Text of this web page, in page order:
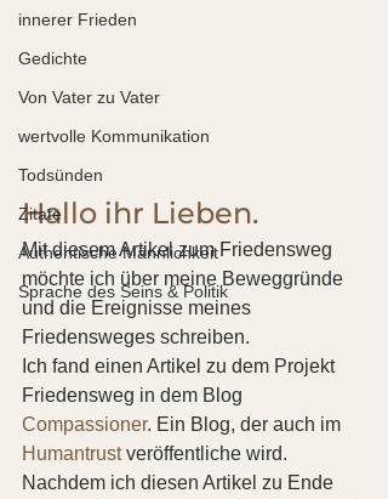
innerer Frieden
Gedichte
Von Vater zu Vater
wertvolle Kommunikation
Todsünden
Zitate
Authentische Männlichkeit
Sprache des Seins & Politik
Hallo ihr Lieben.
Mit diesem Artikel zum Friedensweg
möchte ich über meine Beweggründe
und die Ereignisse meines
Friedensweges schreiben.
Ich fand einen Artikel zu dem Projekt
Friedensweg in dem Blog
Compassioner. Ein Blog, der auch im
Humantrust veröffentliche wird.
Nachdem ich diesen Artikel zu Ende